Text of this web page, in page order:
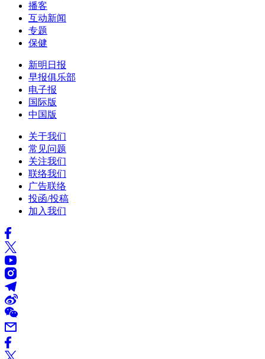
播客
互动新闻
专题
保健
新明日报
早报俱乐部
电子报
国际版
中国版
关于我们
常见问题
关注我们
联络我们
广告联络
投函/投稿
加入我们